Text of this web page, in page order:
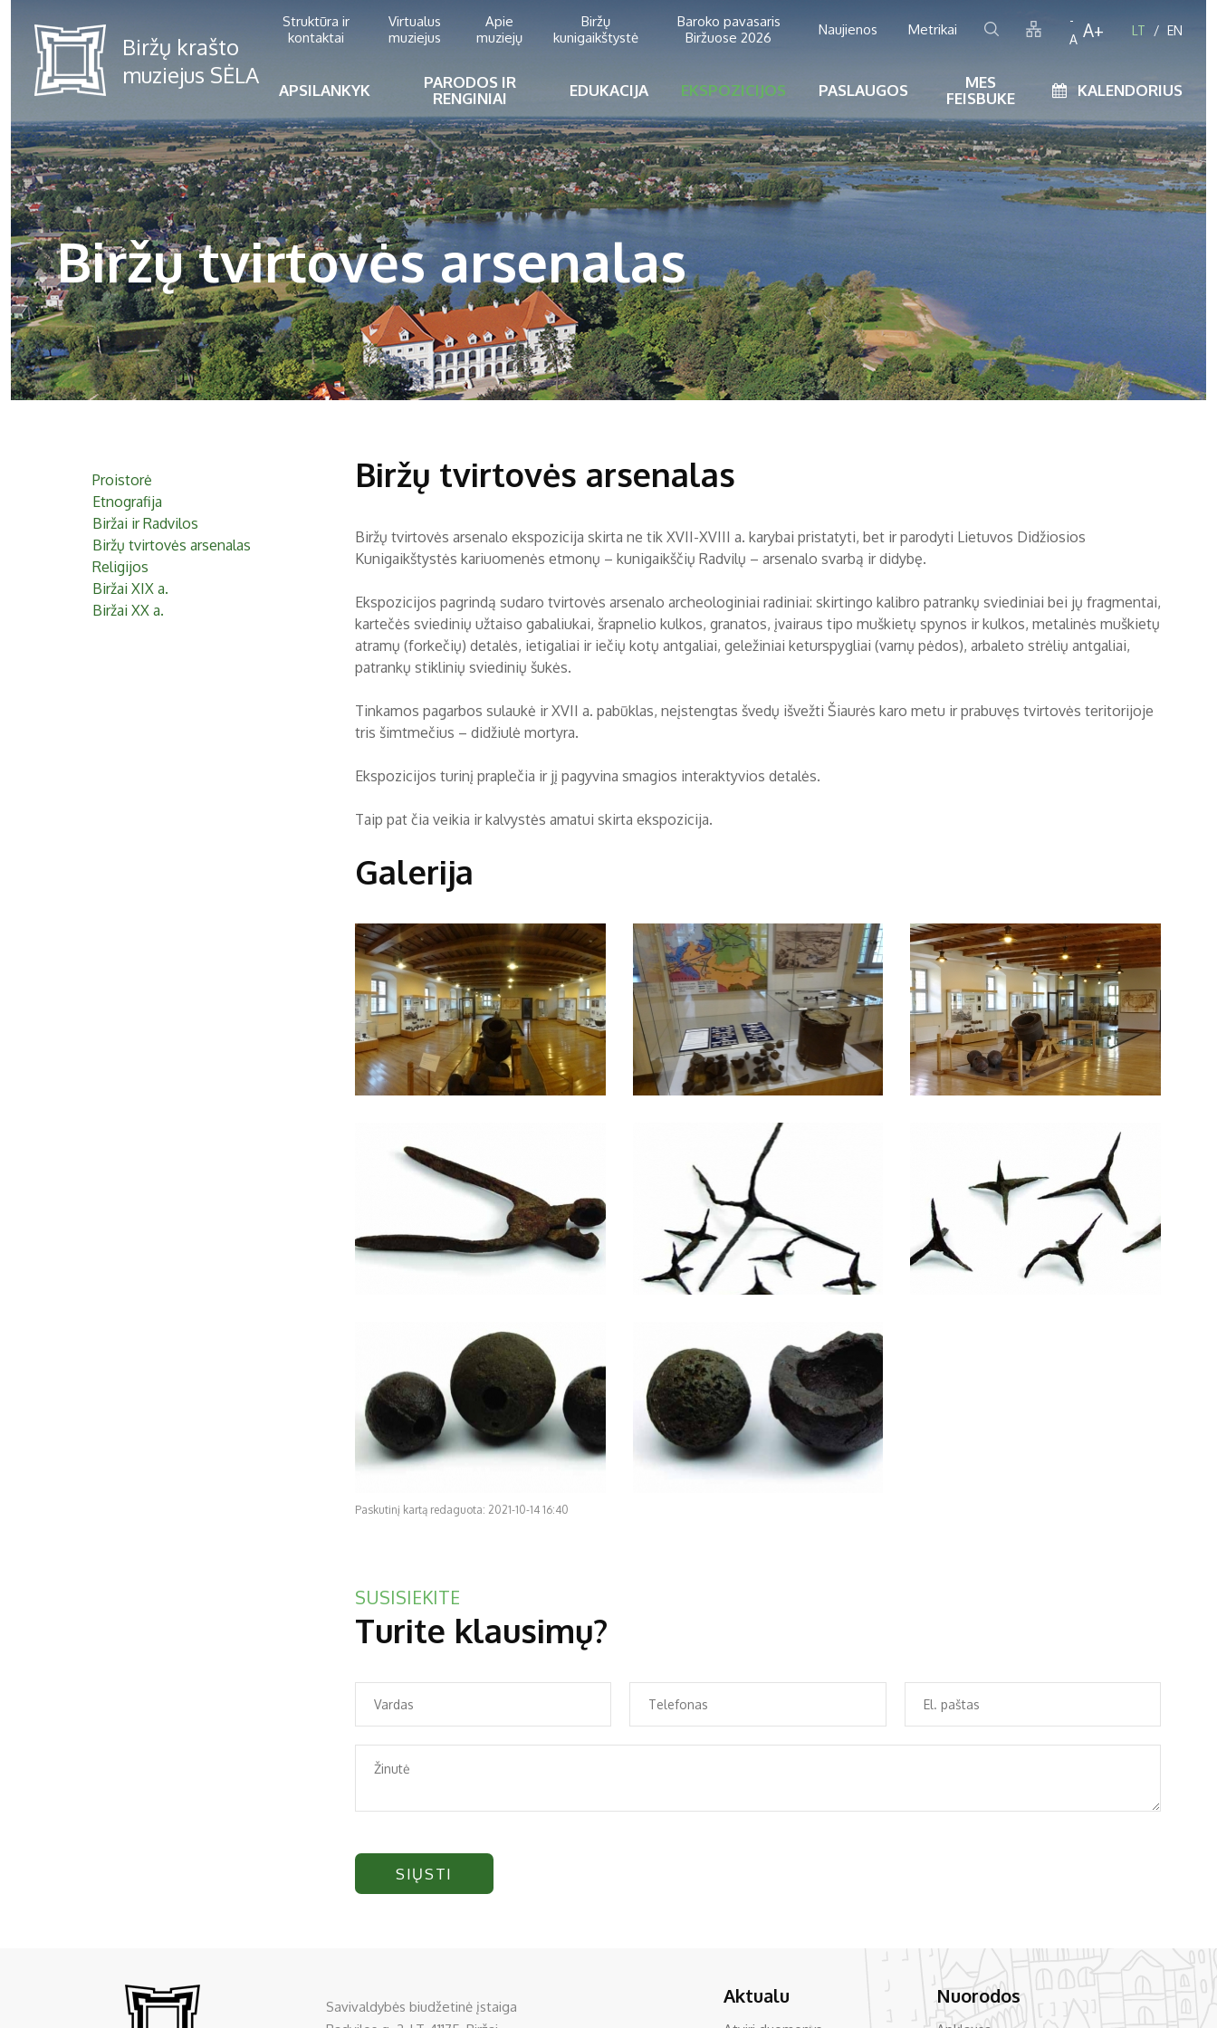
Struktūra ir
kontaktai
Virtualus
muziejus
Apie
muziejų
Biržų
kunigaikštystė
Baroko pavasaris
Biržuose 2026
Naujienos Metrikai
-
A A+ LT EN
APSILANKYK
PARODOS IR
RENGINIAI
EDUKACIJA EKSPOZICIJOS PASLAUGOS
MES
FEISBUKE
KALENDORIUS
Biržų tvirtovės arsenalas
Proistorė
Etnografija
Biržai ir Radvilos
Biržų tvirtovės arsenalas
Religijos
Biržai XIX a.
Biržai XX a.
Biržų tvirtovės arsenalas
Biržų tvirtovės arsenalo ekspozicija skirta ne tik XVII-XVIII a. karybai pristatyti, bet ir parodyti Lietuvos Didžiosios
Kunigaikštystės kariuomenės etmonų – kunigaikščių Radvilų – arsenalo svarbą ir didybę.
Ekspozicijos pagrindą sudaro tvirtovės arsenalo archeologiniai radiniai: skirtingo kalibro patrankų sviediniai bei jų fragmentai,
kartečės sviedinių užtaiso gabaliukai, šrapnelio kulkos, granatos, įvairaus tipo muškietų spynos ir kulkos, metalinės muškietų
atramų (forkečių) detalės, ietigaliai ir iečių kotų antgaliai, geležiniai keturspygliai (varnų pėdos), arbaleto strėlių antgaliai,
patrankų stiklinių sviedinių šukės.
Tinkamos pagarbos sulaukė ir XVII a. pabūklas, neįstengtas švedų išvežti Šiaurės karo metu ir prabuvęs tvirtovės teritorijoje
tris šimtmečius – didžiulė mortyra.
Ekspozicijos turinį praplečia ir jį pagyvina smagios interaktyvios detalės.
Taip pat čia veikia ir kalvystės amatui skirta ekspozicija.
Galerija
Paskutinį kartą redaguota: 2021-10-14 16:40
SUSISIEKITE
Turite klausimų?
SIŲSTI
Savivaldybės biudžetinė įstaiga
Aktualu Nuorodos